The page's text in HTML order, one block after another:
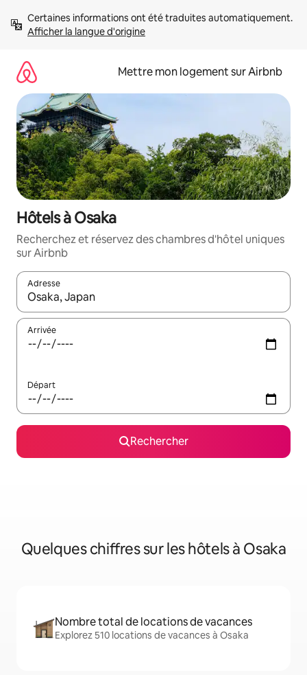
directement
Afficher la langue d'origine
Mettre mon logement sur Airbnb
Hôtels à Osaka
Recherchez et réservez des chambres d'hôtel uniques
sur Airbnb
Adresse
Lorsque les résultats s'affichent, utilisez les flèches vers le
Arrivée
Départ
Rechercher
Quelques chiffres sur les hôtels à Osaka
Nombre total de locations de vacances
Explorez 510 locations de vacances à Osaka